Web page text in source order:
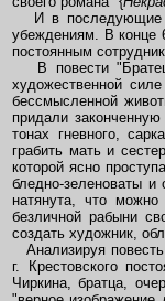
И в последующие
убеждениям. В конце
постоянным
В повести
художественной
бессмысленной
придали
тонах гневного,
грабить мать и
которой ясно
бледно-зеленоваты и
натянута, что
безличной рабыни
создать художник,
Анализируя
г. Крестовского
Чиркина, братца,